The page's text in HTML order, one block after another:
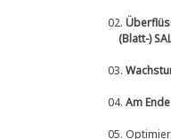
02.
(Blatt-)
03.
04. Am
05.